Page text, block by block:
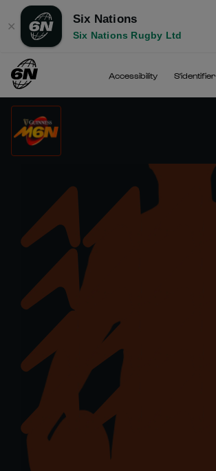
✕
Six Nations
Six Nations Rugby Ltd
Accessibility S'identifier